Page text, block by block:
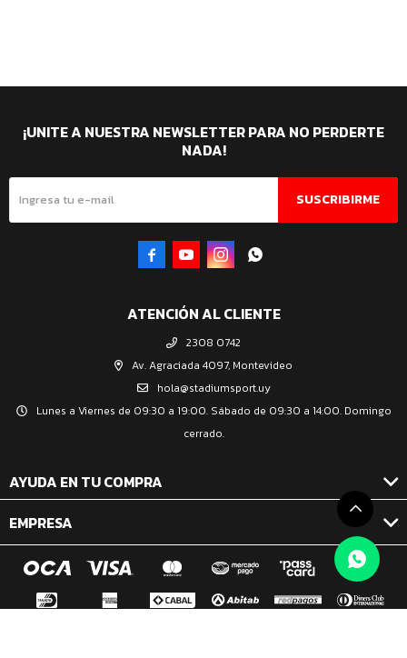
ATENCIÓN AL CLIENTE
2308 0742
Av. Agraciada 4097, Montevideo
hola@stadiumsport.uy
Lunes a Viernes de 09:30 a 19:00. Sábado de 09:30 a 14:00. Domingo
cerrado.
AYUDA EN TU COMPRA
EMPRESA
¡UNITE A NUESTRA NEWSLETTER PARA NO PERDERTE
NADA!
SUSCRIBIRME
   